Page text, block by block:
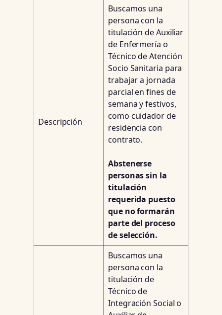
Descripción
Buscamos una
persona con la
titulación de Auxiliar
de Enfermería o
Técnico de Atención
Socio Sanitaria para
trabajar a jornada
parcial en fines de
semana y festivos,
como cuidador de
residencia con
contrato.
Abstenerse
personas sin la
titulación
requerida puesto
que no formarán
parte del proceso
de selección.
Buscamos una
persona con la
titulación de
Técnico de
Integración Social o